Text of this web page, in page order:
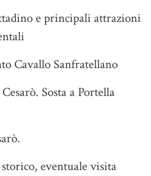
e principali attrazioni
Cavallo Sanfratellano
Sosta a Portella
eventuale visita